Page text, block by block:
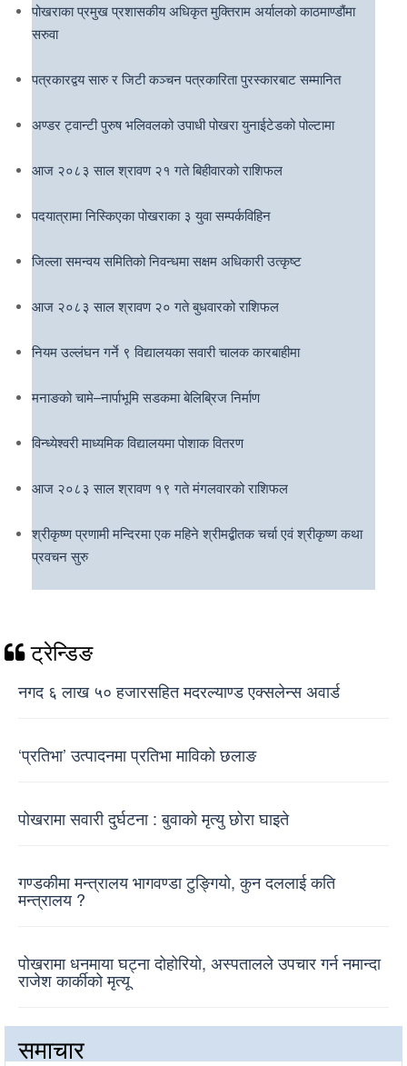
पोखराका प्रमुख प्रशासकीय अधिकृत मुक्तिराम अर्यालको काठमाण्डौंमा
सरुवा
पत्रकारद्वय सारु र जिटी कञ्चन पत्रकारिता पुरस्कारबाट सम्मानित
अण्डर ट्वान्टी पुरुष भलिवलको उपाधी पोखरा युनाईटेडको पोल्टामा
आज २०८३ साल श्रावण २१ गते बिहीवारको राशिफल
पदयात्रामा निस्किएका पोखराका ३ युवा सम्पर्कविहिन
जिल्ला समन्वय समितिको निवन्धमा सक्षम अधिकारी उत्कृष्ट
आज २०८३ साल श्रावण २० गते बुधवारको राशिफल
नियम उल्लंघन गर्ने ९ विद्यालयका सवारी चालक कारबाहीमा
मनाङको चामे–नार्पाभूमि सडकमा बेलिब्रिज निर्माण
विन्ध्येश्वरी माध्यमिक विद्यालयमा पोशाक वितरण
आज २०८३ साल श्रावण १९ गते मंगलवारको राशिफल
श्रीकृष्ण प्रणामी मन्दिरमा एक महिने श्रीमद्बीतक चर्चा एवं श्रीकृष्ण कथा
प्रवचन सुरु
ट्रेन्डिङ
नगद ६ लाख ५० हजारसहित मदरल्याण्ड एक्सलेन्स अवार्ड
‘प्रतिभा’ उत्पादनमा प्रतिभा माविको छलाङ
पोखरामा सवारी दुर्घटना : बुवाको मृत्यु छोरा घाइते
गण्डकीमा मन्त्रालय भागवण्डा टुङ्गियो, कुन दललाई कति
मन्त्रालय ?
पोखरामा धनमाया घट्ना दोहोरियो, अस्पतालले उपचार गर्न नमान्दा
राजेश कार्कीको मृत्यू
समाचार